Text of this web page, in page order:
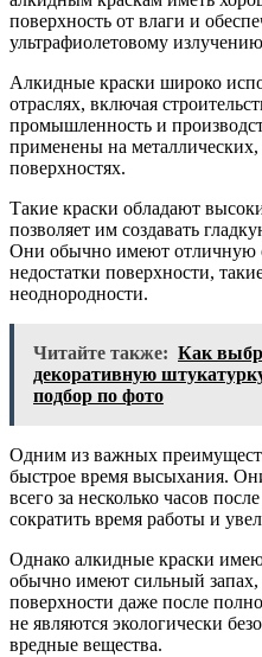
поверхность от влаги и
ультрафиолетовому
Алкидные краски широко
отраслях, включая
промышленность и
применены на
поверхностях.
Такие краски обладают
позволяет им создавать
Они обычно имеют отличную
недостатки поверхности,
неоднородности.
Читайте также: Как
декоративную
подбор по фото
Одним из важных
быстрое время высыхания.
всего за несколько часов
сократить время работы и
Однако алкидные краски
обычно имеют сильный запах,
поверхности даже после
не являются экологически
вредные вещества.